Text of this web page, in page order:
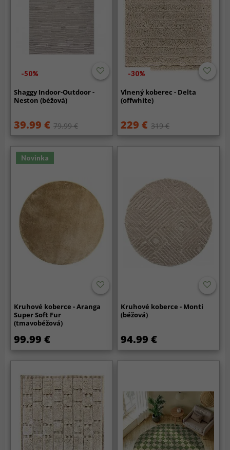
-50%
Shaggy Indoor-Outdoor -
Neston (béžová)
39.99 € 79.99 €
-30%
Vlnený koberec - Delta
(offwhite)
229 € 319 €
Novinka
Kruhové koberce - Aranga
Super Soft Fur
(tmavobéžová)
99.99 €
Kruhové koberce - Monti
(béžová)
94.99 €